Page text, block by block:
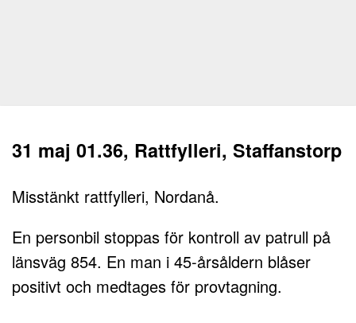
31 maj 01.36, Rattfylleri, Staffanstorp
Misstänkt rattfylleri, Nordanå.
En personbil stoppas för kontroll av patrull på
länsväg 854. En man i 45-årsåldern blåser
positivt och medtages för provtagning.